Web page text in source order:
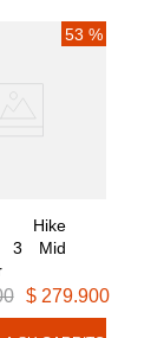
53 %
Hike
3 Mid
$ 279.900